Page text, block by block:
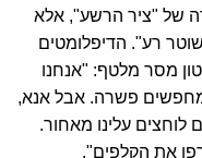
של "ציר הרשע", אלא
רע". הדיפלומטים
מסר מלטף: "אנחנו
ומחפשים פשרה. אבל אנא,
עלינו מאחור.
את הקלפים".